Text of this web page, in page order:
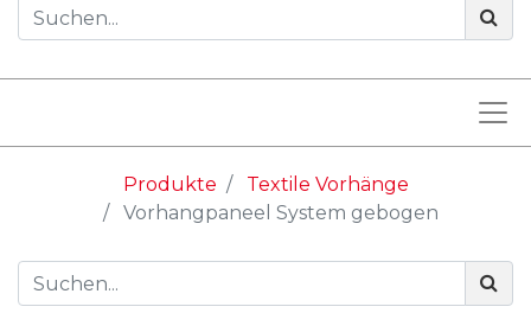
Produkte
Textile Vorhänge
Vorhangpaneel System gebogen